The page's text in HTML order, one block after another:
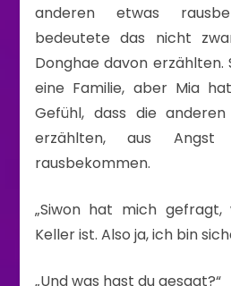
anderen etwas
bedeutete das nicht
Donghae davon erzählten.
eine Familie, aber Mia
Gefühl, dass die
erzählten, aus
rausbekommen.
„Siwon hat mich
Keller ist. Also ja, ich bin
„Und was hast du gesagt?“